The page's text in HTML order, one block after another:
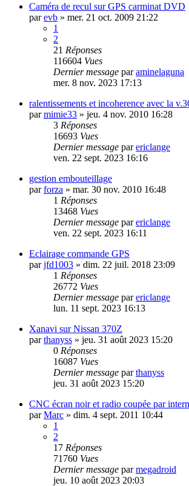
Caméra de recul sur GPS carminat DVD
parevb » mer. 21 oct. 2009 21:22
1
2
21 Réponses
116604 Vues
Dernier message paraminelaguna
mer. 8 nov. 2023 17:13
ralentissements et incoherence avec la
parmimie33 » jeu. 4 nov. 2010 16:28
3 Réponses
16693 Vues
Dernier message parericlange
ven. 22 sept. 2023 16:16
gestion embouteillage
parforza » mar. 30 nov. 2010 16:48
1 Réponses
13468 Vues
Dernier message parericlange
ven. 22 sept. 2023 16:11
Eclairage commande GPS
parjfd1003 » dim. 22 juil. 2018 23:09
1 Réponses
26772 Vues
Dernier message parericlange
lun. 11 sept. 2023 16:13
Xanavi sur Nissan 370Z
parthanyss » jeu. 31 août 2023 15:20
0 Réponses
16087 Vues
Dernier message parthanyss
jeu. 31 août 2023 15:20
CNC écran noir et radio coupée par
parMarc » dim. 4 sept. 2011 10:44
1
2
17 Réponses
71760 Vues
Dernier message parmegadroid
jeu. 10 août 2023 20:03